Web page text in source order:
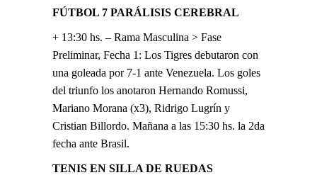
FÚTBOL 7 PARÁLISIS CEREBRAL
+ 13:30 hs. – Rama Masculina > Fase
Preliminar, Fecha 1: Los Tigres debutaron con
una goleada por 7-1 ante Venezuela. Los goles
del triunfo los anotaron Hernando Romussi,
Mariano Morana (x3), Ridrigo Lugrín y
Cristian Billordo. Mañana a las 15:30 hs. la 2da
fecha ante Brasil.
TENIS EN SILLA DE RUEDAS